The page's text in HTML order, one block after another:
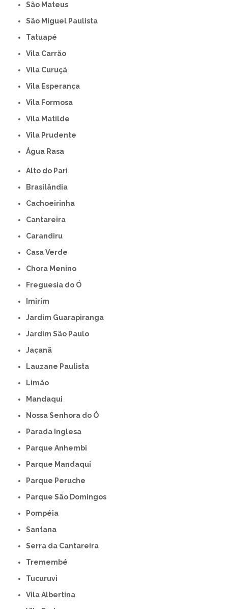
São Mateus
São Miguel Paulista
Tatuapé
Vila Carrão
Vila Curuçá
Vila Esperança
Vila Formosa
Vila Matilde
Vila Prudente
Água Rasa
Alto do Pari
Brasilândia
Cachoeirinha
Cantareira
Carandiru
Casa Verde
Chora Menino
Freguesia do Ó
Imirim
Jardim Guarapiranga
Jardim São Paulo
Jaçanã
Lauzane Paulista
Limão
Mandaqui
Nossa Senhora do Ó
Parada Inglesa
Parque Anhembi
Parque Mandaqui
Parque Peruche
Parque São Domingos
Pompéia
Santana
Serra da Cantareira
Tremembé
Tucuruvi
Vila Albertina